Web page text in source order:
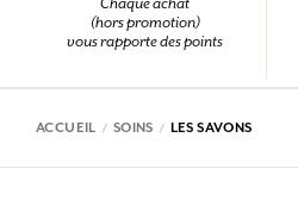
(hors promotion)
vous rapporte des points
ACCUEIL SOINS LES SAVONS